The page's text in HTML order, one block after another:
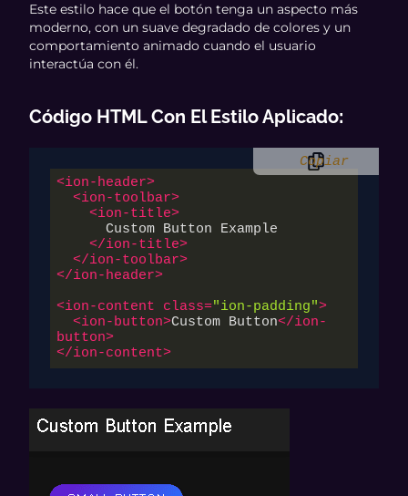
Este estilo hace que el botón tenga un aspecto más
moderno, con un suave degradado de colores y un
comportamiento animado cuando el usuario
interactúa con él.
Código HTML Con El Estilo Aplicado:
Copiar
<ion-header>
<ion-toolbar>
<ion-title>
      Custom Button Example
</ion-title>
</ion-toolbar>
</ion-header>
<ion-content class="ion-padding">
<ion-button>Custom Button</ion-
button>
</ion-content>